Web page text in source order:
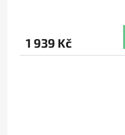
1 939 Kč